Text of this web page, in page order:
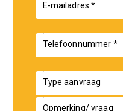
E-mailadres *
Telefoonnummer *
Type aanvraag
Opmerking/ vraag